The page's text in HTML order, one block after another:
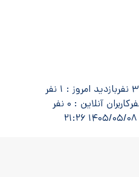
بازدید امروز : 1 نفر
کاربران آنلاین : 0 نفر